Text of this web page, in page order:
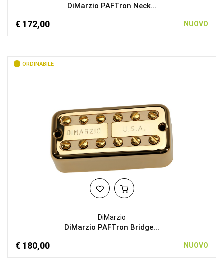
DiMarzio PAFTron Neck...
€ 172,00 NUOVO
ORDINABILE
DiMarzio
DiMarzio PAFTron Bridge...
€ 180,00 NUOVO